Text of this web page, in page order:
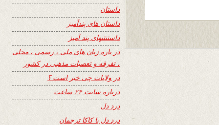
داستان
داستان های پندآمیز
داستنتنهای پند آمیز
در باره زبان های ملی ، رسمی ، محلی
، تفرقه و تعصبات مذهبی در کشور
در ولایات چی خبر است ؟
درباره سایت ۲۴ ساعت
درد دل
درد دل با کاکا ترجمان